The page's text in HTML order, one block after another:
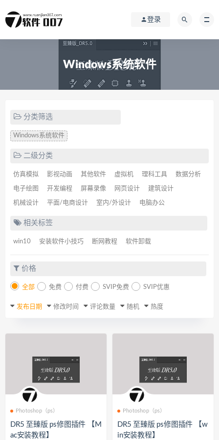
登录
Windows系统软件
分类筛选
Windows系统软件
二级分类
仿真模拟 影视动画 其他软件 虚拟机 理科工具 数据分析
电子绘图 开发编程 屏幕录像 网页设计 建筑设计
机械设计 平面/电商设计 室内/外设计 电脑办公
相关标签
win10 安装软件小技巧 断网教程 软件卸载
价格
全部 免费 付费 SVIP免费 SVIP优惠
发布日期 修改时间 评论数量 随机 热度
Photoshop（ps）
DR5 至臻版 ps修图插件 【M
ac安装教程】
Photoshop（ps）
DR5 至臻版 ps修图插件 【w
in安装教程】